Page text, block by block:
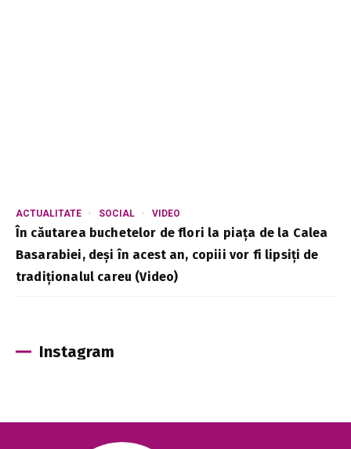
ACTUALITATE SOCIAL VIDEO
În căutarea buchetelor de flori la piața de la Calea
Basarabiei, deși în acest an, copiii vor fi lipsiți de
tradiționalul careu (Video)
Instagram